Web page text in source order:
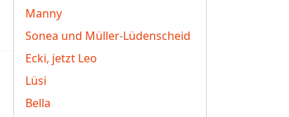
Manny
Sonea und Müller-Lüdenscheid
Ecki, jetzt Leo
Lüsi
Bella